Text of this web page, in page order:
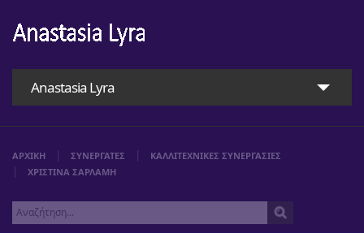
Anastasia Lyra
ΑΡΧΙΚΗ ΣΥΝΕΡΓΑΤΕΣ
ΚΑΛΛΙΤΕΧΝΙΚΕΣ ΣΥΝΕΡΓΑΣΙΕΣ
ΧΡΙΣΤΙΝΑ ΣΑΡΛΑΜΗ